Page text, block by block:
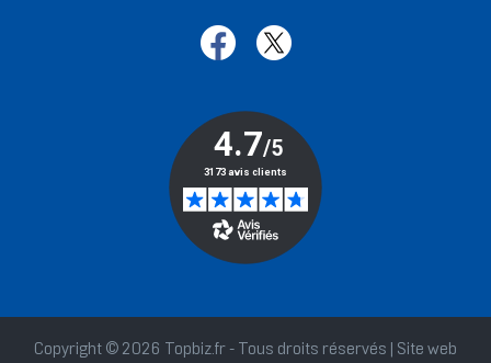
Copyright © 2026 Topbiz.fr - Tous droits réservés | Site web